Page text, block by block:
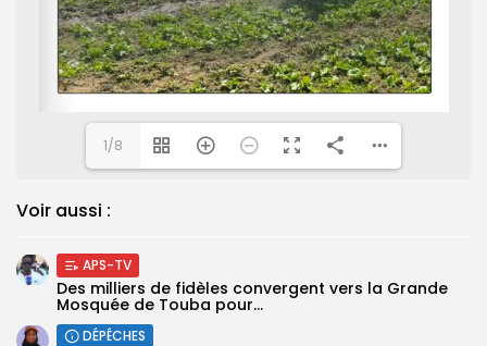
1/8
Voir aussi :
APS-TV
Des milliers de fidèles convergent vers la Grande
Mosquée de Touba pour...
DÉPÊCHES